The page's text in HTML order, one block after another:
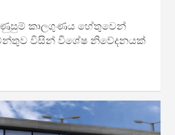
කාලගුණය හේතුවෙන්
විසින් විශේෂ නිවේදනයක්